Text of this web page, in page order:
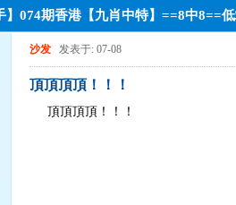
】074期香港【九肖中特】==8中8==
沙发 发表于: 07-08
頂頂頂頂！！！
頂頂頂頂！！！